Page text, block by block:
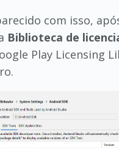
com isso,
Biblioteca de
Play Licensing